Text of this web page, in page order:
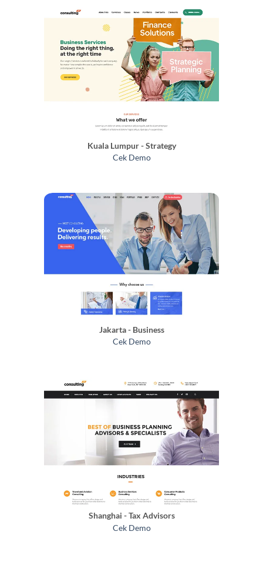
Kuala Lumpur - Strategy
Cek Demo
Jakarta - Business
Cek Demo
Shanghai - Tax Advisors
Cek Demo